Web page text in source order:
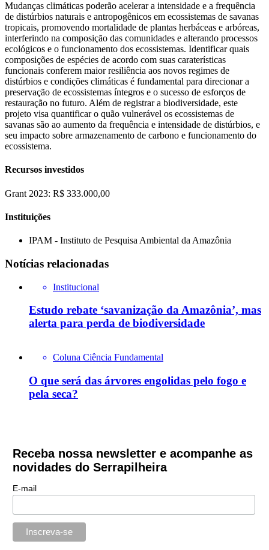
Mudanças climáticas poderão acelerar a intensidade e a frequência
de distúrbios naturais e antropogênicos em ecossistemas de savanas
tropicais, promovendo mortalidade de plantas herbáceas e arbóreas,
interferindo na composição das comunidades e alterando processos
ecológicos e o funcionamento dos ecossistemas. Identificar quais
composições de espécies de acordo com suas caraterísticas
funcionais conferem maior resiliência aos novos regimes de
distúrbios e condições climáticas é fundamental para direcionar a
preservação de ecossistemas íntegros e o sucesso de esforços de
restauração no futuro. Além de registrar a biodiversidade, este
projeto visa quantificar o quão vulnerável os ecossistemas de
savanas são ao aumento da frequência e intensidade de distúrbios, e
seu impacto sobre armazenamento de carbono e funcionamento do
ecossistema.
Recursos investidos
Grant 2023: R$ 333.000,00
Instituições
IPAM - Instituto de Pesquisa Ambiental da Amazônia
Notícias relacionadas
Institucional
Estudo rebate ‘savanização da Amazônia’, mas
alerta para perda de biodiversidade
Coluna Ciência Fundamental
O que será das árvores engolidas pelo fogo e
pela seca?
Receba nossa newsletter e acompanhe as
novidades do Serrapilheira
E-mail